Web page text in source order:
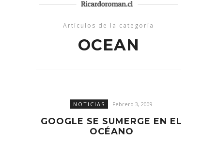
Artículos de la categoría
OCEAN
NOTICIAS Febrero 3, 2009
GOOGLE SE SUMERGE EN EL
OCÉANO